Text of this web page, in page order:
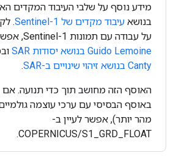
מידע נוסף על שלבי העיבוד המקדים
בנושא עיבוד מקדים של Sentinel-1
.
על עבודה עם תמונות Sentinel-1, אפשר לעיין במדריך של
Guido Lemoine בנושא יסודות SAR
Canty בנושא זיהוי שינויים ב-SAR
.
האוסף הזה מחושב תוך כדי תנועה.
באוסף הבסיסי עם ערכי עוצמה
מהר יותר), אפשר לעיין ב-
COPERNICUS/S1_GRD_FLOAT.